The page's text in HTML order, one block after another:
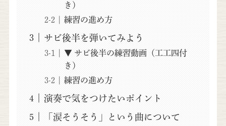
き）
練習の進め方
サビ後半を弾いてみよう
▼ サビ後半の練習動画（工工四付
き）
練習の進め方
演奏で気をつけたいポイント
「涙そうそう」という曲について